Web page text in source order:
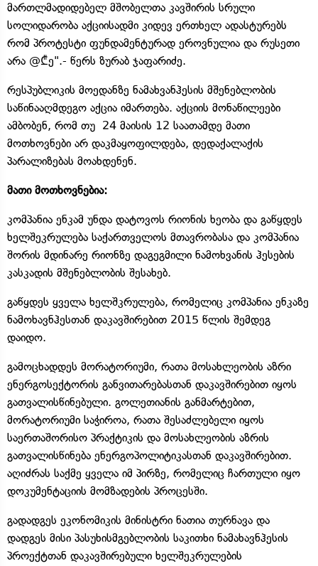
მართლმადიდებელ მშობელთა კავშირის სრული
სოლიდარობა აქციისადმი კიდევ ერთხელ ადასტურებს
რომ პროტესტი ფუნდამენტურად ეროვნულია და რუსეთი
არა @₾ე".- წერს ზურაბ ჯაფარიძე.
რესპუბლიკის მოედანზე ნამახვანჰესის მშენებლობის
საწინააღმდეგო აქცია იმართება. აქციის მონაწილეები
ამბობენ, რომ თუ 24 მაისის 12 საათამდე მათი
მოთხოვნები არ დაკმაყოფილდება, დედაქალაქის
პარალიზებას მოახდენენ.
მათი მოთხოვნებია:
კომპანია ენკამ უნდა დატოვოს რიონის ხეობა და გაწყდეს
ხელშეკრულება საქართველოს მთავრობასა და კომპანია
შორის მდინარე რიონზე დაგეგმილი ნამოხვანის ჰესების
კასკადის მშენებლობის შესახებ.
გაწყდეს ყველა ხელშკრულება, რომელიც კომპანია ენკაზე
ნამოხავნჰესთან დაკავშირებით 2015 წლის შემდეგ
დაიდო.
გამოცხადდეს მორატორიუმი, რათა მოსახლეობის აზრი
ენერგოსექტორის განვითარებასთან დაკავშირებით იყოს
გათვალისწინებული. გოლეთიანის განმარტებით,
მორატორიუმი საჭიროა, რათა შესაძლებელი იყოს
საერთაშორისო პრაქტიკის და მოსახლეობის აზრის
გათვალისწინება ენერგოპოლიტიკასთან დაკავშირებით.
აღიძრას საქმე ყველა იმ პირზე, რომელიც ჩართული იყო
დოკუმენტაციის მომზადების პროცესში.
გადადგეს ეკონომიკის მინისტრი ნათია თურნავა და
დადგეს მისი პასუხისმგებლობის საკითხი ნამახავნჰესის
პროექტთან დაკავშირებული ხელშეკრულების